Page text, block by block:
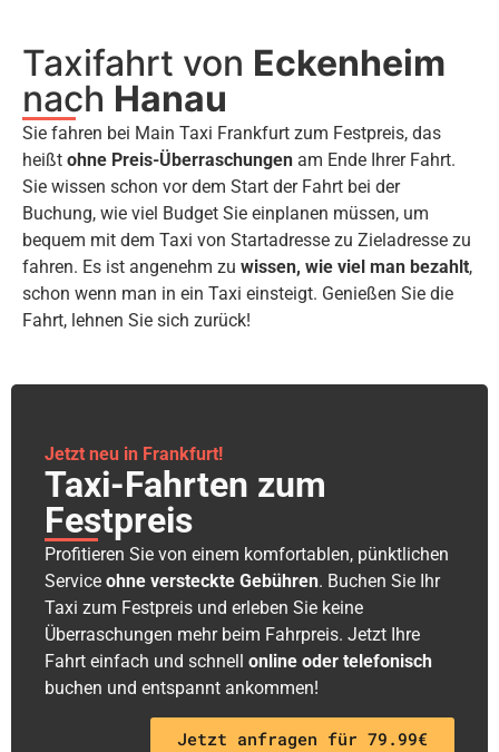
Taxifahrt von Eckenheim
nach Hanau
Sie fahren bei Main Taxi Frankfurt zum Festpreis, das
heißt ohne Preis-Überraschungen am Ende Ihrer Fahrt.
Sie wissen schon vor dem Start der Fahrt bei der
Buchung, wie viel Budget Sie einplanen müssen, um
bequem mit dem Taxi von Startadresse zu Zieladresse zu
fahren. Es ist angenehm zu wissen, wie viel man bezahlt,
schon wenn man in ein Taxi einsteigt. Genießen Sie die
Fahrt, lehnen Sie sich zurück!
Jetzt neu in Frankfurt!
Taxi-Fahrten zum
Festpreis
Profitieren Sie von einem komfortablen, pünktlichen
Service ohne versteckte Gebühren. Buchen Sie Ihr
Taxi zum Festpreis und erleben Sie keine
Überraschungen mehr beim Fahrpreis. Jetzt Ihre
Fahrt einfach und schnell online oder telefonisch
buchen und entspannt ankommen!
Jetzt anfragen für 79.99€